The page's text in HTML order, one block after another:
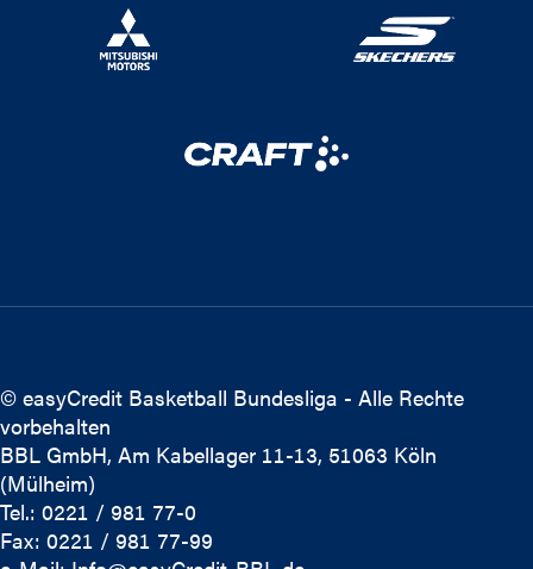
© easyCredit Basketball Bundesliga - Alle Rechte
vorbehalten
BBL GmbH, Am Kabellager 11-13, 51063 Köln
(Mülheim)
Tel.: 0221 / 981 77-0
Fax: 0221 / 981 77-99